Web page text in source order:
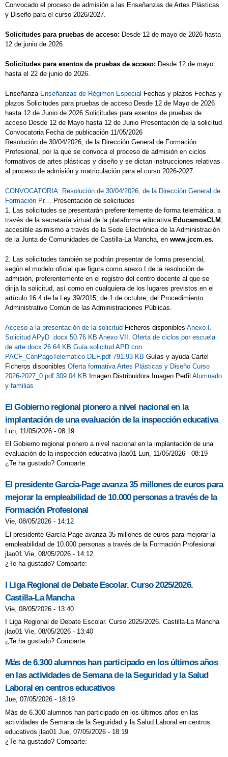
Convocado el proceso de admisión a las Enseñanzas de Artes Plásticas
y Diseño para el curso 2026/2027.
Solicitudes para pruebas de acceso: Desde 12 de mayo de 2026 hasta
12 de junio de 2026.
Solicitudes para exentos de pruebas de acceso: Desde 12 de mayo
hasta el 22 de junio de 2026.
Enseñanza Enseñanzas de Régimen Especial Fechas y plazos Fechas y
plazos Solicitudes para pruebas de acceso Desde 12 de Mayo de 2026
hasta 12 de Junio de 2026 Solicitudes para exentos de pruebas de
acceso Desde 12 de Mayo hasta 12 de Junio Presentación de la solicitud
Convocatoria Fecha de publicación 11/05/2026
Resolución de 30/04/2026, de la Dirección General de Formación
Profesional, por la que se convoca el proceso de admisión en ciclos
formativos de artes plásticas y diseño y se dictan instrucciones relativas
al proceso de admisión y matriculación para el curso 2026-2027.
CONVOCATORIA: Resolución de 30/04/2026, de la Dirección General de
Formación Pr… Presentación de solicitudes
1. Las solicitudes se presentarán preferentemente de forma telemática, a
través de la secretaría virtual de la plataforma educativa EducamosCLM ,
accesible asimismo a través de la Sede Electrónica de la Administración
de la Junta de Comunidades de Castilla-La Mancha, en www.jccm.es.
2. Las solicitudes también se podrán presentar de forma presencial,
según el modelo oficial que figura como anexo I de la resolución de
admisión, preferentemente en el registro del centro docente al que se
dirija la solicitud, así como en cualquiera de los lugares previstos en el
artículo 16.4 de la Ley 39/2015, de 1 de octubre, del Procedimiento
Administrativo Común de las Administraciones Públicas.
Acceso a la presentación de la solicitud Ficheros disponibles Anexo I.
Solicitud APyD .docx 50.76 KB Anexo VII. Oferta de ciclos por escuela
de arte.docx 26.64 KB Guía solicitud APD con
PACF_ConPagoTelematico DEF.pdf 791.93 KB Guías y ayuda Cartel
Ficheros disponibles Oferta formativa Artes Plásticas y Diseño Curso
2026-2027_0.pdf 309.04 KB Imagen Distribuidora Imagen Perfil Alumnado
y familias
El Gobierno regional pionero a nivel nacional en la
implantación de una evaluación de la inspección educativa
Lun, 11/05/2026 - 08:19
El Gobierno regional pionero a nivel nacional en la implantación de una
evaluación de la inspección educativa jlao01 Lun, 11/05/2026 - 08:19
¿Te ha gustado? Comparte:
El presidente García-Page avanza 35 millones de euros para
mejorar la empleabilidad de 10.000 personas a través de la
Formación Profesional
Vie, 08/05/2026 - 14:12
El presidente García-Page avanza 35 millones de euros para mejorar la
empleabilidad de 10.000 personas a través de la Formación Profesional
jlao01 Vie, 08/05/2026 - 14:12
¿Te ha gustado? Comparte:
I Liga Regional de Debate Escolar. Curso 2025/2026.
Castilla-La Mancha
Vie, 08/05/2026 - 13:40
I Liga Regional de Debate Escolar. Curso 2025/2026. Castilla-La Mancha
jlao01 Vie, 08/05/2026 - 13:40
¿Te ha gustado? Comparte:
Más de 6.300 alumnos han participado en los últimos años
en las actividades de Semana de la Seguridad y la Salud
Laboral en centros educativos
Jue, 07/05/2026 - 18:19
Más de 6.300 alumnos han participado en los últimos años en las
actividades de Semana de la Seguridad y la Salud Laboral en centros
educativos jlao01 Jue, 07/05/2026 - 18:19
¿Te ha gustado? Comparte: